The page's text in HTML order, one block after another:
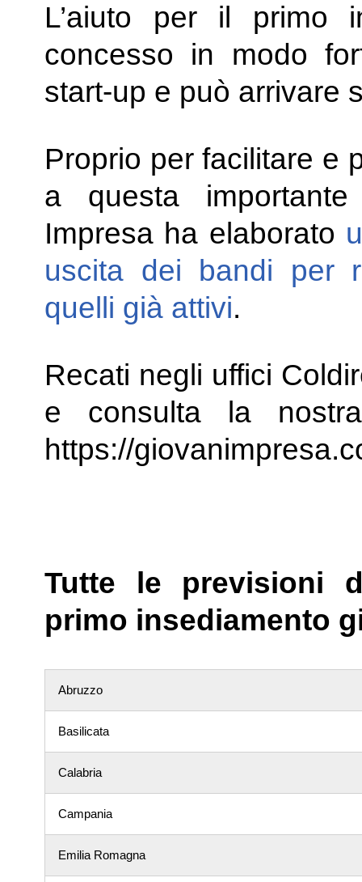
L’aiuto per il primo
concesso in modo
start-up e può arrivare
Proprio per facilitare e
a questa
Impresa ha elaborato
uscita dei bandi per
quelli già attivi.
Recati negli uffici
e consulta la
https://
Tutte le previsioni
primo insediamento
Abruzzo
Basilicata
Calabria
Campania
Emilia Romagna